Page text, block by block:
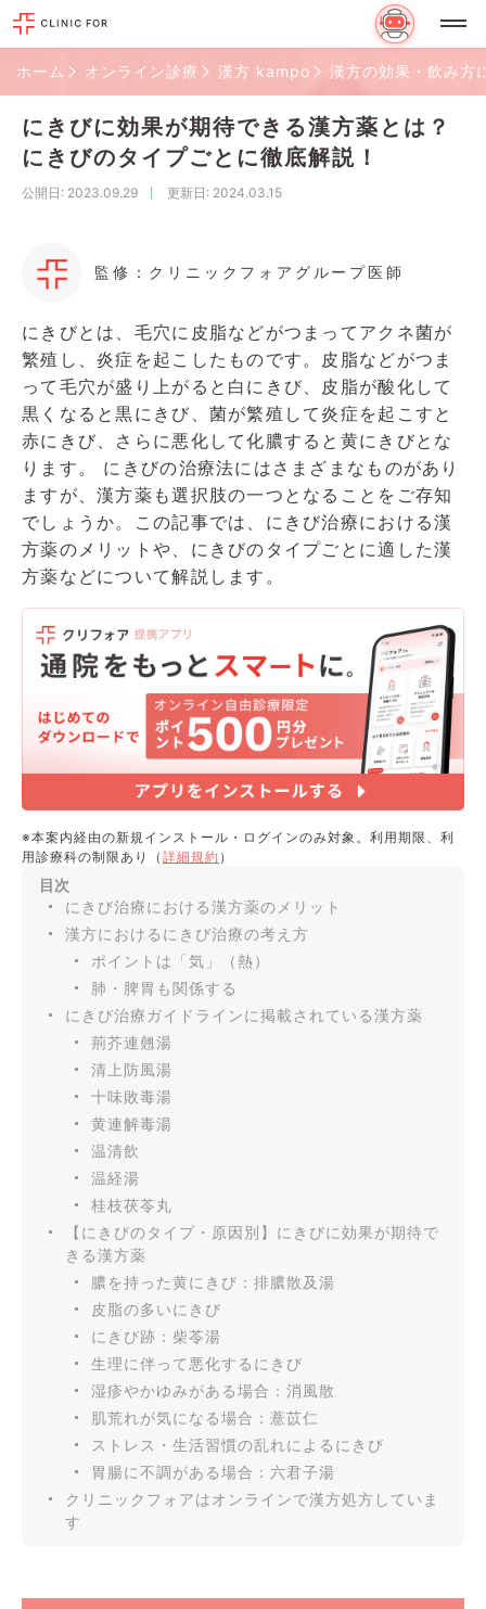
ホーム オンライン診療 漢方 kampo 漢方の効果・飲み方
にきびに効果が期待できる漢方薬とは？
にきびのタイプごとに徹底解説！
公開日 : 2023.09.29 更新日 : 2024.03.15
監修：クリニックフォアグループ医師
にきびとは、毛穴に皮脂などがつまってアクネ菌が
繁殖し、炎症を起こしたものです。皮脂などがつま
って毛穴が盛り上がると白にきび、皮脂が酸化して
黒くなると黒にきび、菌が繁殖して炎症を起こすと
赤にきび、さらに悪化して化膿すると黄にきびとな
ります。 にきびの治療法にはさまざまなものがあり
ますが、漢方薬も選択肢の一つとなることをご存知
でしょうか。この記事では、にきび治療における漢
方薬のメリットや、にきびのタイプごとに適した漢
方薬などについて解説します。
※本案内経由の新規インストール・ログインのみ対象。利用期限、利
用診療科の制限あり（ 詳細規約 ）
目次
にきび治療における漢方薬のメリット
漢方におけるにきび治療の考え方
ポイントは「気」（熱）
肺・脾胃も関係する
にきび治療ガイドラインに掲載されている漢方薬
荊芥連翹湯
清上防風湯
十味敗毒湯
黄連解毒湯
温清飲
温経湯
桂枝茯苓丸
【にきびのタイプ・原因別】にきびに効果が期待で
きる漢方薬
膿を持った黄にきび：排膿散及湯
皮脂の多いにきび
にきび跡：柴苓湯
生理に伴って悪化するにきび
湿疹やかゆみがある場合：消風散
肌荒れが気になる場合：薏苡仁
ストレス・生活習慣の乱れによるにきび
胃腸に不調がある場合：六君子湯
クリニックフォアはオンラインで漢方処方していま
す